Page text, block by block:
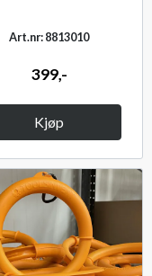
Art.nr: 8813010
399,-
Kjøp